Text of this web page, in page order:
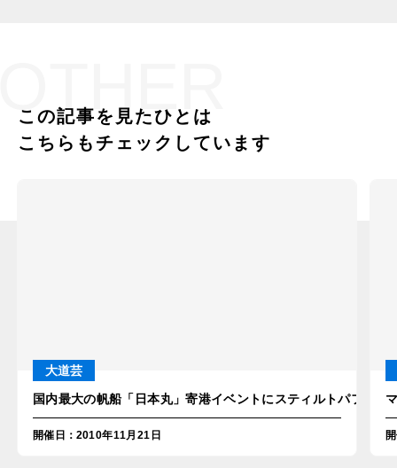
この記事を見たひとは
こちらもチェックしています
大道芸
国内最大の帆船「日本丸」寄港イベントにスティルトパフォー
開催日 ：2010年11月21日